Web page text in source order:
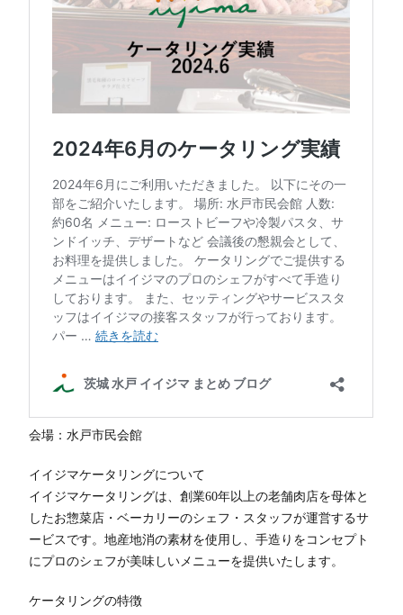
会場：水戸市民会館
イイジマケータリングについて
イイジマケータリングは、創業60年以上の老舗肉店を母体と
したお惣菜店・ベーカリーのシェフ・スタッフが運営するサ
ービスです。地産地消の素材を使用し、手造りをコンセプト
にプロのシェフが美味しいメニューを提供いたします。
ケータリングの特徴